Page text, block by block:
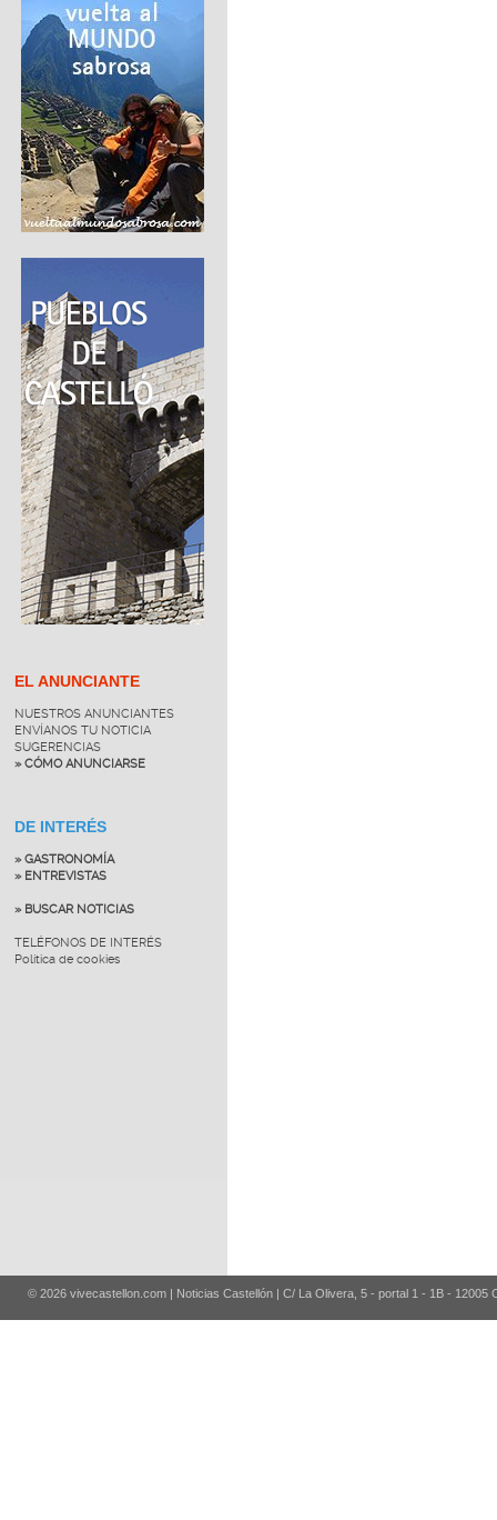
EL ANUNCIANTE
NUESTROS ANUNCIANTES
ENVÍANOS TU NOTICIA
SUGERENCIAS
» CÓMO ANUNCIARSE
DE INTERÉS
» GASTRONOMÍA
» ENTREVISTAS
» BUSCAR NOTICIAS
TELÉFONOS DE INTERÉS
Política de cookies
© 2026 vivecastellon.com | Noticias Castellón | C/ La Olivera, 5 - portal 1 - 1B - 12005